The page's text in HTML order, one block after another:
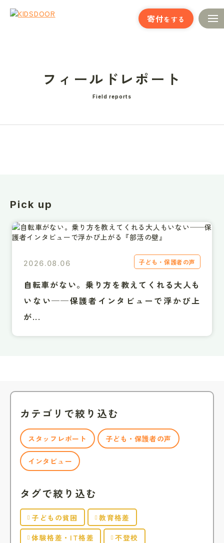
寄付をする
フィールドレポート
Field reports
Pick up
2026.08.06 子ども・保護者の声
自転車がない。乗り方を教えてくれる大人も
いない──保護者インタビューで浮かび上
が...
カテゴリで絞り込む
スタッフレポート 子ども・保護者の声
インタビュー
タグで絞り込む
子どもの貧困
教育格差
体験格差・IT格差
不登校